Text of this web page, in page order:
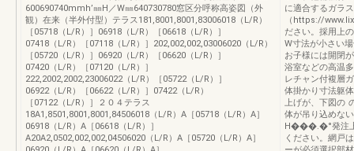
600690740mmh’㎜H／W㎜640730780窓区分呼称高姿図（外
観）在来（半外付型）テラス181,8001,8001,83006018（L/R）
［05718（L/R）］06918（L/R）［06618（L/R）］
07418（L/R）［07118（L/R）］202,002,002,03006020（L/R）
［05720（L/R）］06920（L/R）［06620（L/R）］
07420（L/R）［07120（L/R）］
222,2002,2002,23006022（L/R）［05722（L/R）］
06922（L/R）［06622（L/R）］07422（L/R）
［07122（L/R）］２０４テラス
18A1,8501,8001,8001,84506018（L/R）A［05718（L/R）A］
06918（L/R）A［06618（L/R）］
A20A2,0502,002,002,04506020（L/R）A［05720（L/R）A］
に適合するガラ
（https://
ださい。採用上
W寸法が小さい
お子様には開閉
浴室などの高温
レチャン付複層
体掛かり寸法躯
上げが、下図の
体が吊り込め
H���.�°発注上
ください。網戸